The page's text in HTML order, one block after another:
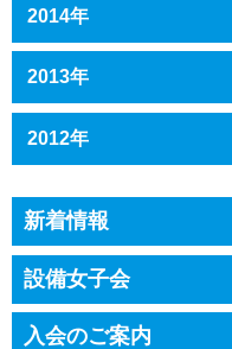
2014年
2013年
2012年
新着情報
設備女子会
入会のご案内